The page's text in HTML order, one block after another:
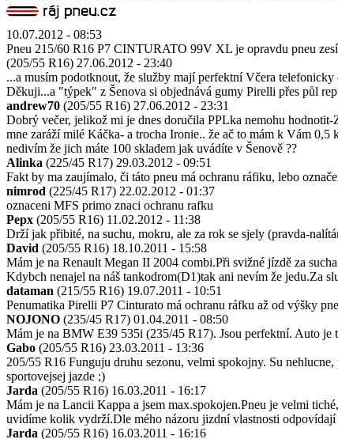
10.07.2012 - 08:53
Pneu 215/60 R16 P7 CINTURATO 99V XL je opravdu pneu
(205/55 R16) 27.06.2012 - 23:40
...a musím podotknout, že služby mají perfektní Včera telefonicky
Děkuji...a "týpek" z Šenova si objednává gumy Pirelli přes půl
andrew70 (205/55 R16) 27.06.2012 - 23:31
Dobrý večer, jelikož mi je dnes doručila PPLka nemohu
mne zaráží milé Káčka- a trocha Ironie.. že ač to mám k Vám
nedivím že jich máte 100 skladem jak uvádíte v Šenově ??
Alinka (225/45 R17) 29.03.2012 - 09:51
Fakt by ma zaujímalo, či táto pneu má ochranu ráfiku, lebo
nimrod (225/45 R17) 22.02.2012 - 01:37
oznaceni MFS primo znaci ochranu rafku
Pepx (205/55 R16) 11.02.2012 - 11:38
Drží jak přibité, na suchu, mokru, ale za rok se sjely (pravda-
David (205/55 R16) 18.10.2011 - 15:58
Mám je na Renault Megan II 2004 combi.Při svižné jízdě za
Kdybch nenajel na náš tankodrom(D1)tak ani nevím že jedu.Za
dataman (215/55 R16) 19.07.2011 - 10:51
Penumatika Pirelli P7 Cinturato má ochranu ráfku až od výšky
NOJONO (235/45 R17) 01.04.2011 - 08:50
Mám je na BMW E39 535i (235/45 R17). Jsou perfektní. Auto je
Gabo (205/55 R16) 23.03.2011 - 13:36
205/55 R16 Funguju druhu sezonu, velmi spokojny. Su
sportovejsej jazde ;)
Jarda (205/55 R16) 16.03.2011 - 16:17
Mám je na Lancii Kappa a jsem max.spokojen.Pneu je velmi
uvidíme kolik vydrží.Dle mého názoru jizdní vlastnosti
Jarda (205/55 R16) 16.03.2011 - 16:16